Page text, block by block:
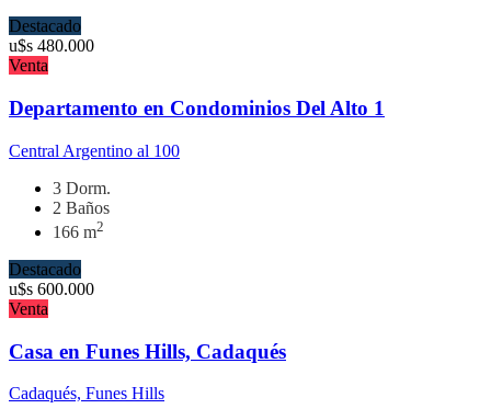
Destacado
u$s 480.000
Venta
Departamento en Condominios Del Alto 1
Central Argentino al 100
3 Dorm.
2 Baños
166 m2
Destacado
u$s 600.000
Venta
Casa en Funes Hills, Cadaqués
Cadaqués, Funes Hills